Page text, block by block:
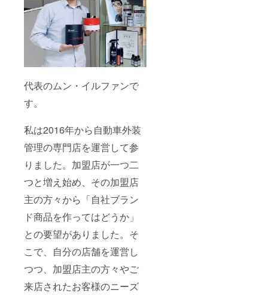
代表のムン・イルファンで
す。
私は2016年から自動車外装
管理の専門店を運営して参
りました。加盟店が一つ二
つと増え始め、その加盟店
主の方々から「自社ブラン
ド商品を作ってはどうか」
との要望がありました。そ
こで、自分の店舗を運営し
つつ、加盟店主の方々やご
来店されたお客様のニーズ